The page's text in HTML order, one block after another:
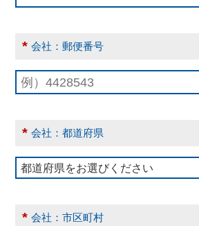
* 会社：郵便番号
* 会社：都道府県
* 会社：市区町村